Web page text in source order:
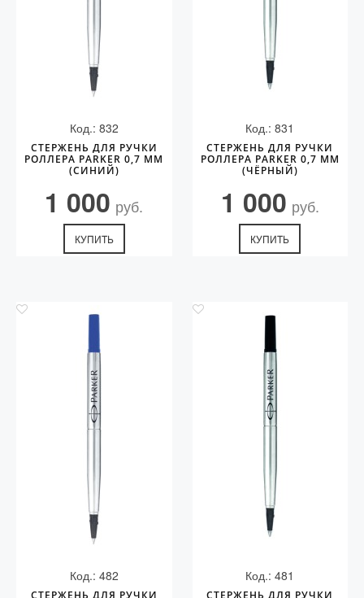
Код.: 832
СТЕРЖЕНЬ ДЛЯ РУЧКИ
РОЛЛЕРА PARKER 0,7 ММ
(СИНИЙ)
1 000 руб.
КУПИТЬ
Код.: 831
СТЕРЖЕНЬ ДЛЯ РУЧКИ
РОЛЛЕРА PARKER 0,7 ММ
(ЧЁРНЫЙ)
1 000 руб.
КУПИТЬ
Код.: 482
СТЕРЖЕНЬ ДЛЯ РУЧКИ
Код.: 481
СТЕРЖЕНЬ ДЛЯ РУЧКИ